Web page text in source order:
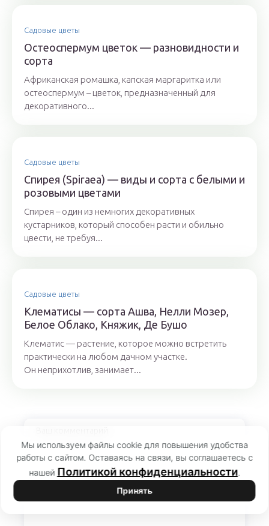
Садовые цветы
Остеоспермум цветок — разновидности и
сорта
Африканская ромашка, капская маргаритка или
остеоспермум – цветок, предназначенный для
декоративного...
Садовые цветы
Спирея (Spiraea) — виды и сорта с белыми и
розовыми цветами
Спирея – один из немногих декоративных
кустарников, который способен расти и обильно
цвести, не требуя...
Садовые цветы
Клематисы — сорта Ашва, Нелли Мозер,
Белое Облако, Княжик, Де Бушо
Клематис — растение, которое можно встретить
практически на любом дачном участке.
Он неприхотлив, занимает...
Мы используем файлы cookie для повышения удобства
работы с сайтом. Оставаясь на связи, вы соглашаетесь с
нашей Политикой конфиденциальности.
Принять